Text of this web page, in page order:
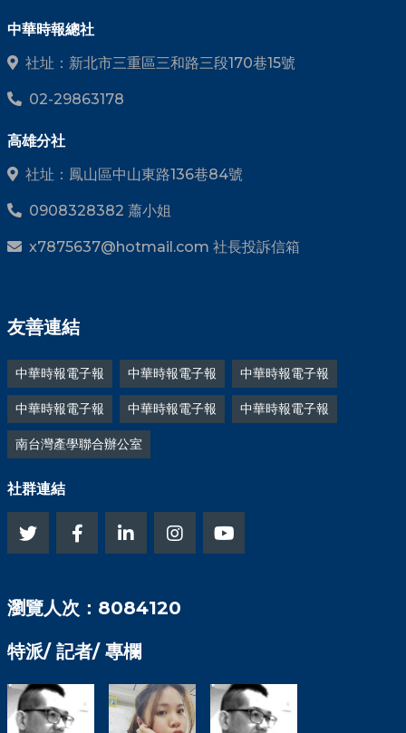
中華時報總社
社址：新北市三重區三和路三段170巷15號
02-29863178
高雄分社
社址：鳳山區中山東路136巷84號
0908328382 蕭小姐
x7875637@hotmail.com 社長投訴信箱
友善連結
中華時報電子報 中華時報電子報 中華時報電子報
中華時報電子報 中華時報電子報 中華時報電子報
南台灣產學聯合辦公室
社群連結
瀏覽人次：8084120
特派/ 記者/ 專欄